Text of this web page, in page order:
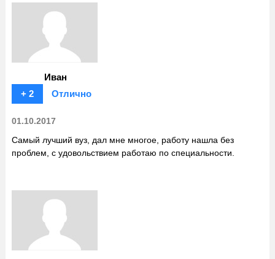
Иван
+ 2
Отлично
01.10.2017
Самый лучший вуз, дал мне многое, работу нашла без
проблем, с удовольствием работаю по специальности.